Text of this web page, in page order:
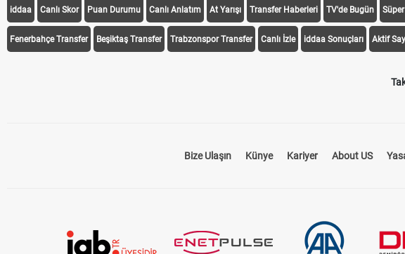
iddaa Canlı Skor Puan Durumu Canlı Anlatım At Yarışı Transfer Haberleri TV'de Bugün
Fenerbahçe Transfer Beşiktaş Transfer Trabzonspor Transfer Canlı İzle iddaa Sonuçları Aktif
Bize Ulaşın Künye Kariyer About US